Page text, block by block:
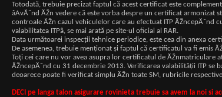
Totodată, trebuie precizat faptul că acest certificat este
âAvĂ˘nd ĂŽn vedere că este vorba despre un certificat
controale ĂŽn cazul vehiculelor care au efectuat ITP
valabilitatea ITPâ, se mai arată pe site-ul oficial al RAR.
Data următoarei inspecții tehnice periodice, este cea din anexa
De asemenea, trebuie menționat și faptul că certificatul va fi emis
Toți cei care nu vor avea asupra lor certificatul de ĂŽnmatriculare
ĂŽncepĂ˘nd cu 31 decembrie 2013. Verificarea valabilităţii ITP
deoarece poate fi verificat simplu ĂŽn toate SM, rubricile
DECI pe langa talon asigurare rovinieta trebuie sa avem la noi si